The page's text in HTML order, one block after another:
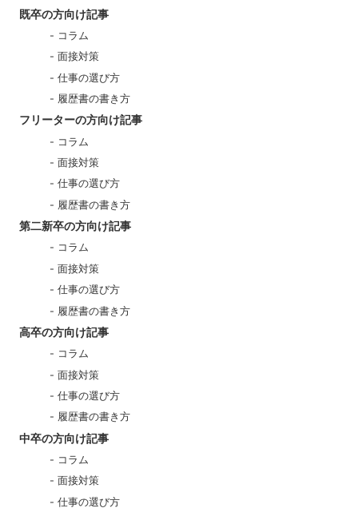
既卒の方向け記事
コラム
面接対策
仕事の選び方
履歴書の書き方
フリーターの方向け記事
コラム
面接対策
仕事の選び方
履歴書の書き方
第二新卒の方向け記事
コラム
面接対策
仕事の選び方
履歴書の書き方
高卒の方向け記事
コラム
面接対策
仕事の選び方
履歴書の書き方
中卒の方向け記事
コラム
面接対策
仕事の選び方